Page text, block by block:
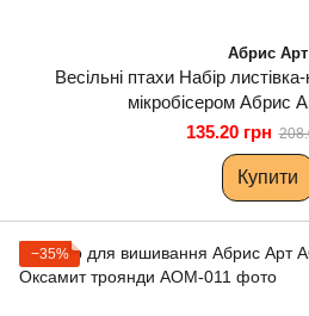
Абрис Арт
Весільні птахи Набір
мікробісером Абрис
135.20 грн
Купити
−35%